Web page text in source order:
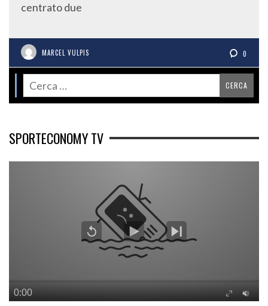
centrato due
MARCEL VULPIS 0
SPORTECONOMY TV